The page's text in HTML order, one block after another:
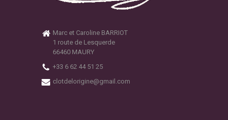
Marc et Caroline BARRIOT
1 route de Lesquerde
66460 MAURY
+33 6 62 44 51 25
clotdelorigine@gmail.com